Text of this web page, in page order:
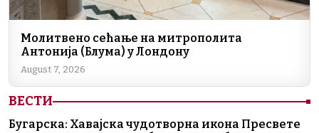
Молитвено сећање на митрополита
Антонија (Блума) у Лондону
August 7, 2026
ВЕСТИ
Бугарска: Хавајска чудотворна икона Пресвете